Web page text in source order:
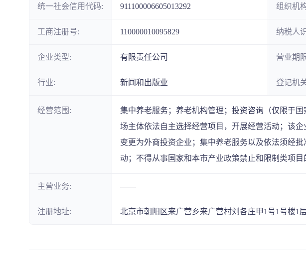
统一社会信用代码: 911100006605013292 组织机
工商注册号: 110000010095829 纳税人
企业类型: 有限责任公司 营业期
行业: 新闻和出版业 登记机
经营范围:
集中养老服务；养老机构管理；投资咨询（仅限于
场主体依法自主选择经营项目，开展经营活动；该企
变更为外商投资企业；集中养老服务以及依法须经
动；不得从事国家和本市产业政策禁止和限制类项目
主营业务: ——
注册地址: 北京市朝阳区来广营乡来广营村刘各庄甲1号1号楼1